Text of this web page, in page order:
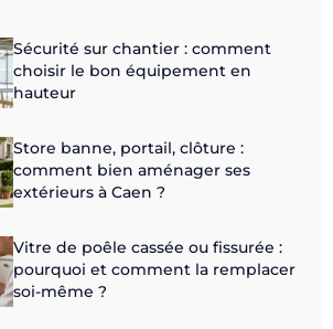
Sécurité sur chantier : comment
choisir le bon équipement en
hauteur
Store banne, portail, clôture :
comment bien aménager ses
extérieurs à Caen ?
Vitre de poêle cassée ou fissurée :
pourquoi et comment la remplacer
soi-même ?